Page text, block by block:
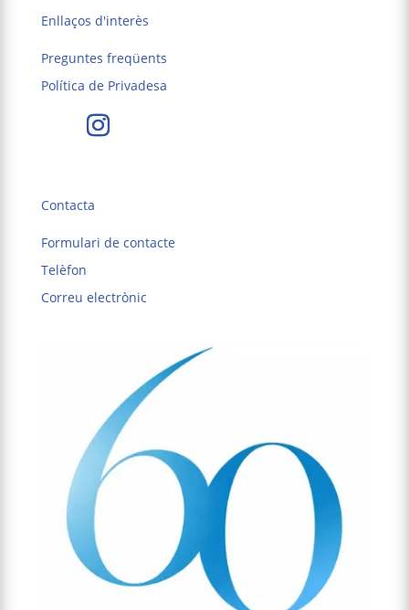
Enllaços d'interès
Preguntes freqüents
Política de Privadesa
Contacta
Formulari de contacte
Telèfon
Correu electrònic